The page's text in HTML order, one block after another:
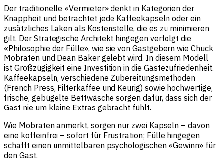
Der traditionelle «Vermieter» denkt in Kategorien der
Knappheit und betrachtet jede Kaffeekapseln oder ein
zusätzliches Laken als Kostenstelle, die es zu minimieren
gilt. Der Strategische Architekt hingegen verfolgt die
«Philosophie der Fülle», wie sie von Gastgebern wie Chuck
Mobraten und Dean Baker gelebt wird. In diesem Modell
ist Großzügigkeit eine Investition in die Gästezufriedenheit.
Kaffeekapseln, verschiedene Zubereitungsmethoden
(French Press, Filterkaffee und Keurig) sowie hochwertige,
frische, gebügelte Bettwäsche sorgen dafür, dass sich der
Gast nie um kleine Extras gebracht fühlt.
Wie Mobraten anmerkt, sorgen nur zwei Kapseln – davon
eine koffeinfrei – sofort für Frustration; Fülle hingegen
schafft einen unmittelbaren psychologischen «Gewinn» für
den Gast.